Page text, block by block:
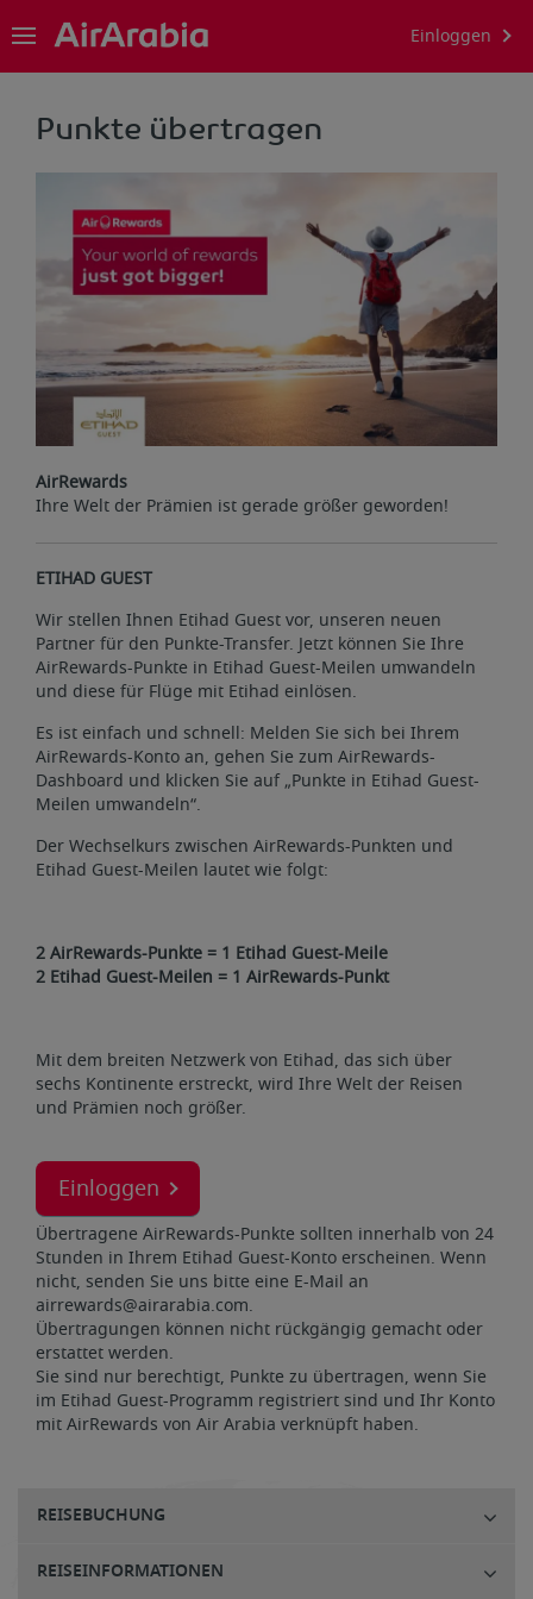
Einloggen
Punkte übertragen
AirRewards
Ihre Welt der Prämien ist gerade größer geworden!
ETIHAD GUEST
Wir stellen Ihnen Etihad Guest vor, unseren neuen
Partner für den Punkte-Transfer. Jetzt können Sie Ihre
AirRewards-Punkte in Etihad Guest-Meilen umwandeln
und diese für Flüge mit Etihad einlösen.
Es ist einfach und schnell: Melden Sie sich bei Ihrem
AirRewards-Konto an, gehen Sie zum AirRewards-
Dashboard und klicken Sie auf „Punkte in Etihad Guest-
Meilen umwandeln“.
Der Wechselkurs zwischen AirRewards-Punkten und
Etihad Guest-Meilen lautet wie folgt:
2 AirRewards-Punkte = 1 Etihad Guest-Meile
2 Etihad Guest-Meilen = 1 AirRewards-Punkt
Mit dem breiten Netzwerk von Etihad, das sich über
sechs Kontinente erstreckt, wird Ihre Welt der Reisen
und Prämien noch größer.
Einloggen
Übertragene AirRewards-Punkte sollten innerhalb von 24
Stunden in Ihrem Etihad Guest-Konto erscheinen. Wenn
nicht, senden Sie uns bitte eine E-Mail an
airrewards@airarabia.com.
Übertragungen können nicht rückgängig gemacht oder
erstattet werden.
Sie sind nur berechtigt, Punkte zu übertragen, wenn Sie
im Etihad Guest-Programm registriert sind und Ihr Konto
mit AirRewards von Air Arabia verknüpft haben.
REISEBUCHUNG
REISEINFORMATIONEN